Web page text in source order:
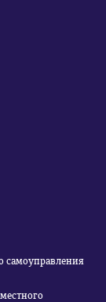
самоуправления